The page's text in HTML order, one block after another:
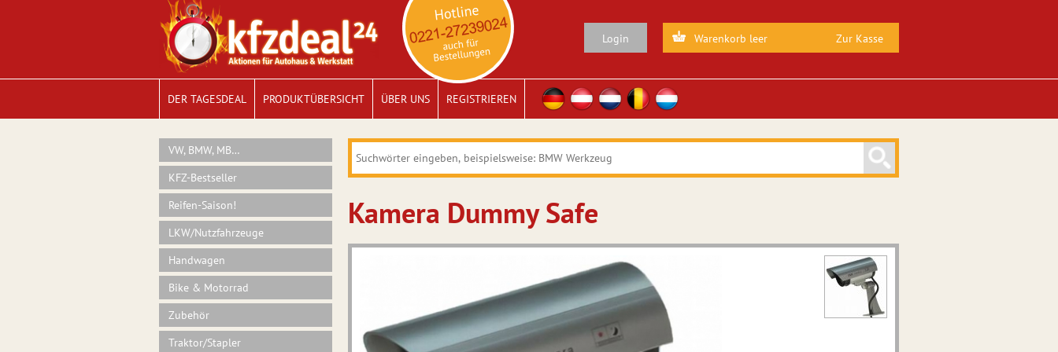
Warenkorb leer Zur Kasse
Login
DER TAGESDEAL PRODUKTÜBERSICHT ÜBER UNS REGISTRIEREN
VW, BMW, MB…
KFZ-Bestseller
Reifen-Saison!
LKW/Nutzfahrzeuge
Handwagen
Bike & Motorrad
Zubehör
Traktor/Stapler
Kamera Dummy Safe